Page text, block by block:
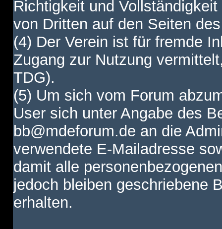
Richtigkeit und
von Dritten auf den Seiten
(4) Der Verein ist für fremde
Zugang zur Nutzung
TDG).
(5) Um sich vom Forum
User sich unter Angabe des
bb@mdeforum.de an die
verwendete E-Mailadresse
damit alle
jedoch bleiben geschriebene
erhalten.